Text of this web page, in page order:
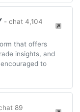
- chat 4,104
that offers
insights, and
to
89